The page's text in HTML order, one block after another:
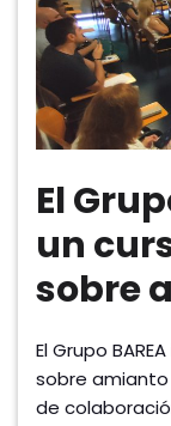
El
un
sobre
El Grupo
sobre amianto
de